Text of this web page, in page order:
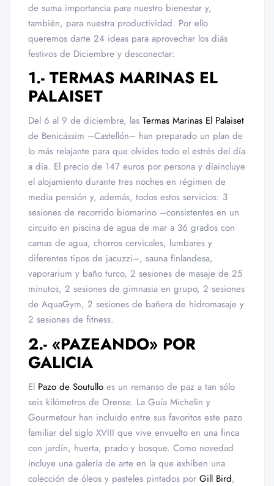
de suma importancia para nuestro bienestar y,
también, para nuestra productividad. Por ello
queremos darte 24 ideas para aprovechar los diás
festivos de Diciembre y desconectar:
1.- TERMAS MARINAS EL
PALAISET
Del 6 al 9 de diciembre, las Termas Marinas El Palaiset
de Benicássim –Castellón– han preparado un plan de
lo más relajante para que olvides todo el estrés del día
a día. El precio de 147 euros por persona y díaincluye
el alojamiento durante tres noches en régimen de
media pensión y, además, todos estos servicios: 3
sesiones de recorrido biomarino –consistentes en un
circuito en piscina de agua de mar a 36 grados con
camas de agua, chorros cervicales, lumbares y
diferentes tipos de jacuzzi–, sauna finlandesa,
vaporarium y baño turco, 2 sesiones de masaje de 25
minutos, 2 sesiones de gimnasia en grupo, 2 sesiones
de AquaGym, 2 sesiones de bañera de hidromasaje y
2 sesiones de fitness.
2.- «PAZEANDO» POR
GALICIA
El Pazo de Soutullo es un remanso de paz a tan sólo
seis kilómetros de Orense. La Guía Michelin y
Gourmetour han incluido entre sus favoritos este pazo
familiar del siglo XVIII que vive envuelto en una finca
con jardín, huerta, prado y bosque. Como novedad
incluye una galería de arte en la que exhiben una
colección de óleos y pasteles pintados por Gill Bird,